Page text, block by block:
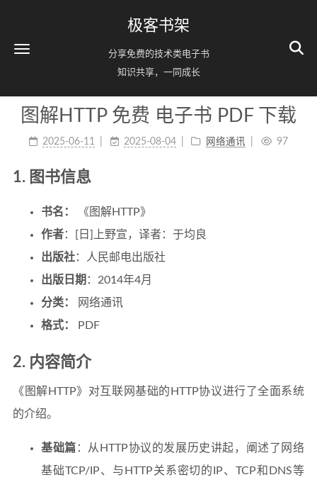
极客书架
分享免费的技术类电子书
知识共享，一同成长
图解HTTP 免费 电子书 PDF 下载
2025-06-11 2025-08-04 网络通讯 97
1. 图书信息
书名：
《图解HTTP》
作者：[日]上野宣，译者：于均良
出版社：人民邮电出版社
出版日期 ：2014年4月
分类：
网络通讯
格式：
PDF
2. 内容简介
《图解HTTP》对互联网基础的HTTP协议进行了全面系统
的介绍。
基础篇 ：从HTTP协议的发展历史讲起，阐述了网络
基础TCP/IP、与HTTP关系密切的IP、TCP和DNS等